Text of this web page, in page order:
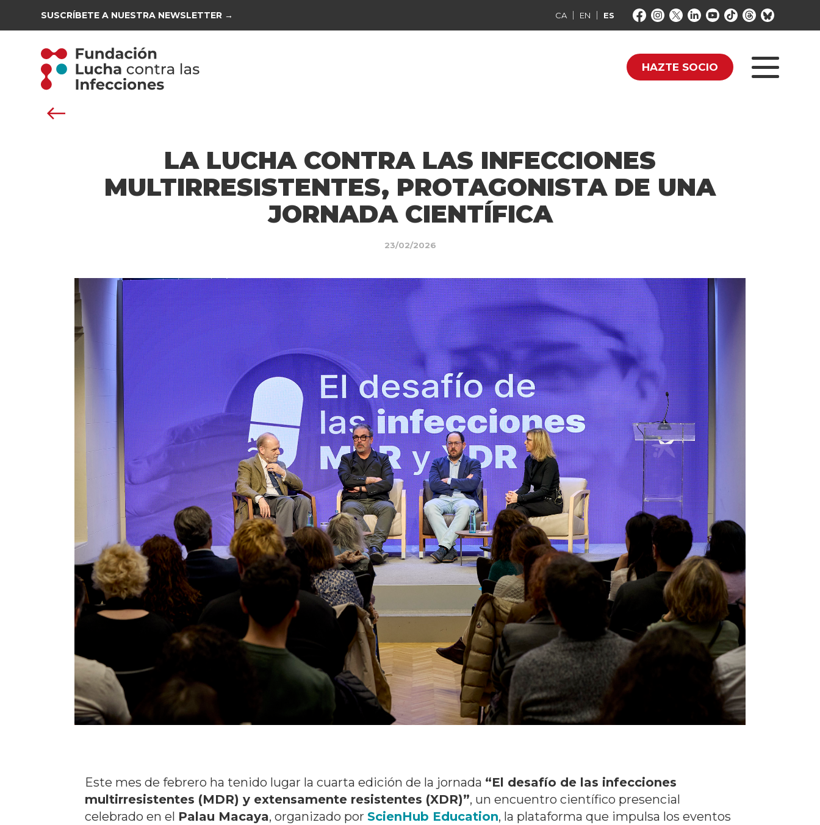
SUSCRÍBETE A NUESTRA NEWSLETTER → CA EN ES
HAZTE SOCIO
LA LUCHA CONTRA LAS INFECCIONES
MULTIRRESISTENTES, PROTAGONISTA DE UNA
JORNADA CIENTÍFICA
23/02/2026
Este mes de febrero ha tenido lugar la cuarta edición de la jornada “El desafío de las infecciones
multirresistentes (MDR) y extensamente resistentes (XDR)”, un encuentro científico presencial
celebrado en el Palau Macaya, organizado porScienHub Education, la plataforma que impulsa los eventos